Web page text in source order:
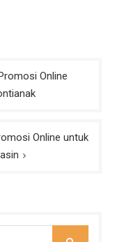
Online
Online untuk